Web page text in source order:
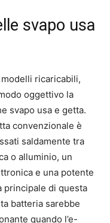
svapo usa
ricaricabili,
oggettivo la
svapo usa e getta.
convenzionale è
saldamente tra
o alluminio, un
e una potente
principale di questa
batteria sarebbe
quando l’e-